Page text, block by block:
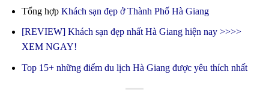
Tổng hợp Khách sạn đẹp ở Thành Phố Hà Giang
[REVIEW] Khách sạn đẹp nhất Hà Giang hiện nay >>>>
XEM NGAY!
Top 15+ những điểm du lịch Hà Giang được yêu thích nhất